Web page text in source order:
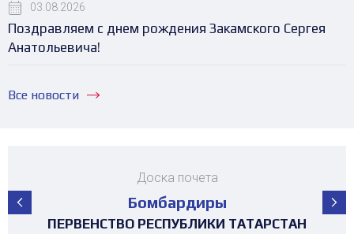
03.08.2026
Поздравляем с днем рождения Закамского Сергея
Анатольевича!
Все новости
Доска почета
Бомбардиры
ПЕРВЕНСТВО РЕСПУБЛИКИ ТАТАРСТАН
ПЕРВЕНСТВО РЕСПУБЛИКИ ТАТАРСТАН
ПЕРВЕНСТВО РЕСПУБЛИКИ ТАТАРСТАН
ПЕРВЕНСТВО РЕСПУБЛИКИ ТАТАРСТАН
ПЕРВЕНСТВО РЕСПУБЛИКИ ТАТАРСТАН
ПЕРВЕНСТВО РЕСПУБЛИКИ ТАТАРСТАН
ПЕРВЕНСТВО РЕСПУБЛИКИ ТАТАРСТАН
ТУРНИР НА ПРИЗЫ ФЕДЕРАЦИИ
ТУРНИР НА ПРИЗЫ ФЕДЕРАЦИИ
ПЕРВЕНСТВО РЕСПУБЛИКИ ТАТАРСТАН
ПЕРВЕНСТВО РЕСПУБЛИКИ ТАТАРСТАН
ПЕРВЕНСТВО РЕСПУБЛИКИ ТАТАРСТАН